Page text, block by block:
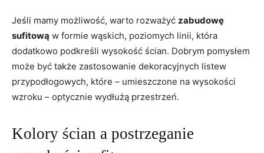
Jeśli mamy możliwość, warto rozważyć zabudowę
sufitową w formie wąskich, poziomych linii, która
dodatkowo podkreśli wysokość ścian. Dobrym pomysłem
może być także zastosowanie dekoracyjnych listew
przypodłogowych, które – umieszczone na wysokości
wzroku – optycznie wydłużą przestrzeń.
Kolory ścian a postrzeganie